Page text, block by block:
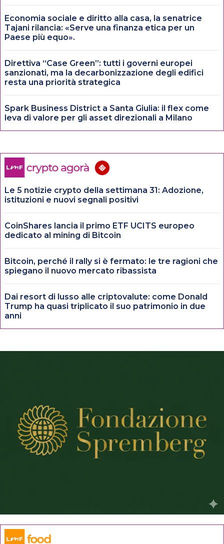
Economia sociale e diritto alla casa, la senatrice
Tajani rilancia: «Serve una finanza etica per un
Paese più equo».
Direttiva “Case Green”: tutti i governi europei
sanzionati, ma la decarbonizzazione degli edifici
resta una priorità strategica
Spark Business District a Santa Giulia: il flex come
leva di valore per gli asset direzionali a Milano
Le 5 notizie crypto della settimana 31: Adozione,
istituzioni e nuovi segnali positivi
CoinShares lancia il primo ETF UCITS europeo
dedicato al mining di Bitcoin
Bitcoin, perché il rally si è fermato: le tre ragioni che
spiegano il nuovo mercato ribassista
Dai resort di lusso alle criptovalute: come Donald
Trump ha quasi triplicato il suo patrimonio in due
anni